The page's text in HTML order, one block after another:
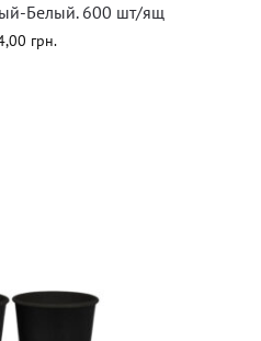
Белый. 600 шт/ящ
грн.